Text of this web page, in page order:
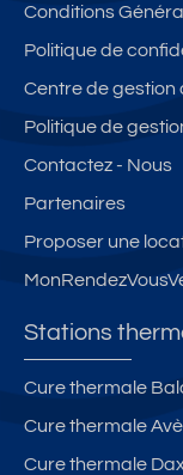
Conditions
Politique de
Centre de gestion
Politique de
Contactez - Nous
Partenaires
Proposer une
Stations
Cure thermale
Cure thermale
Cure thermale